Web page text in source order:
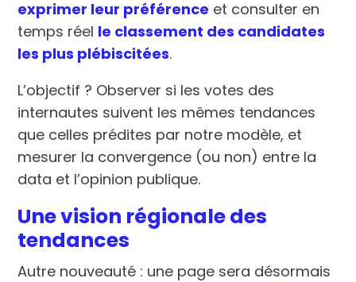
exprimer leur préférence et consulter en
temps réel le classement des candidates
les plus plébiscitées.
L’objectif ? Observer si lesvotes des
internautes suivent les mêmes tendances
que celles prédites par notre modèle, et
mesurer la convergence (ou non) entre la
data et l’opinion publique.
Une vision régionale des
tendances
Autre nouveauté : une page sera désormais